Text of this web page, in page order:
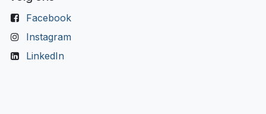
Facebook
Instagram
LinkedIn